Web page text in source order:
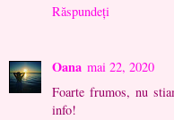
Răspundeți
Oana mai 22, 2020
Foarte frumos, nu
info!